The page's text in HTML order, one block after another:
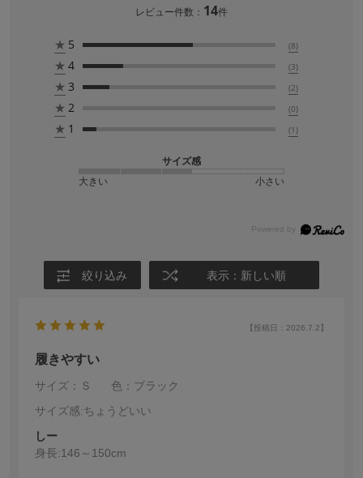
レビュー件数： 14件
★ 5 (8)
★ 4 (3)
★ 3 (2)
★ 2 (0)
★ 1 (1)
サイズ感
大きい
小さい
絞り込み 表示：新しい順
【投稿日：2026.7.2】
履きやすい
サイズ：Ｓ
色：ブラック
サイズ感:ちょうどいい
しー
身長:146～150cm